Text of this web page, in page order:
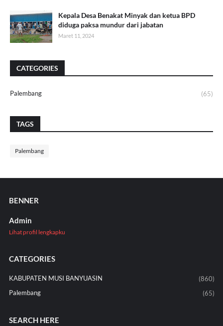
Kepala Desa Benakat Minyak dan ketua BPD
diduga paksa mundur dari jabatan
Maret 11, 2024
CATEGORIES
Palembang (65)
TAGS
Palembang
BENNER
Admin
Lihat profil lengkapku
CATEGORIES
KABUPATEN MUSI BANYUASIN
(860)
Palembang
(65)
SEARCH HERE